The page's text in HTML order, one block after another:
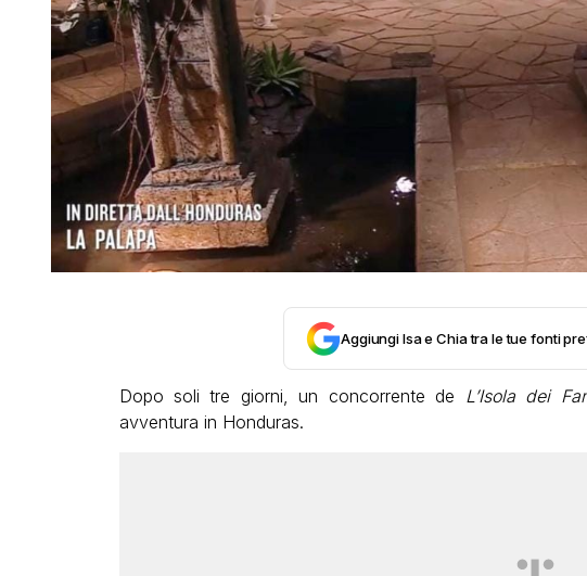
Aggiungi Isa e Chia tra le tue fonti
Dopo soli tre giorni, un concorrente de L’Isola dei
avventura in Honduras.